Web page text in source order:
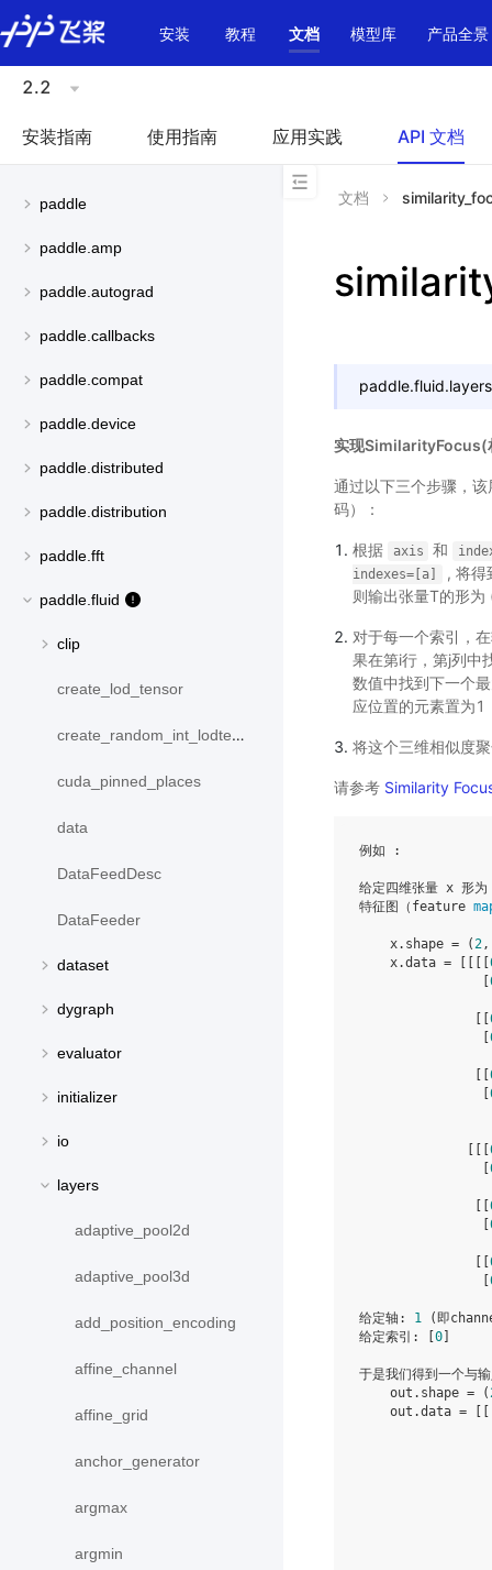
\u200E
安装
教程 文档 模型库 产品全景
2.2
安装指南 使用指南 应用实践 API 文档
paddle
paddle.amp
paddle.autograd
paddle.callbacks
paddle.compat
paddle.device
paddle.distributed
paddle.distribution
paddle.fft
paddle.fluid
clip
create_lod_tensor
create_random_int_lodtensor
cuda_pinned_places
data
DataFeedDesc
DataFeeder
dataset
dygraph
evaluator
initializer
io
layers
adaptive_pool2d
adaptive_pool3d
add_position_encoding
affine_channel
affine_grid
anchor_generator
argmax
argmin
文档
实现SimilarityFocus(
通过以下三个步骤，
码）：
根据 axis 和
indexes=[a]
, 将得
则输出张量T的形
对于每一个索引，
果在第i行，第j列中
数值中找到下一个
应位置的元素置为1
将这个三维相似度
请参考 Similarity
例如 :
给定四维张量 x 形
特征图（feature
    x.shape = (
2
    x.data = [[[[
给定轴: 1 (即
给定索引: [ 0
于是我们得到一个与
    out.shape = (
out.data =